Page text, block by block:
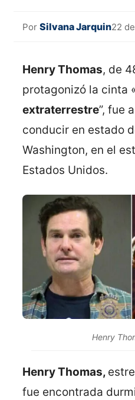
Por Silvana Jarquin22
Henry Thomas, de
protagonizó la cinta
extraterrestre”, fue
conducir en estado
Washington, en el
Estados Unidos.
Henry
Henry Thomas,
fue encontrada